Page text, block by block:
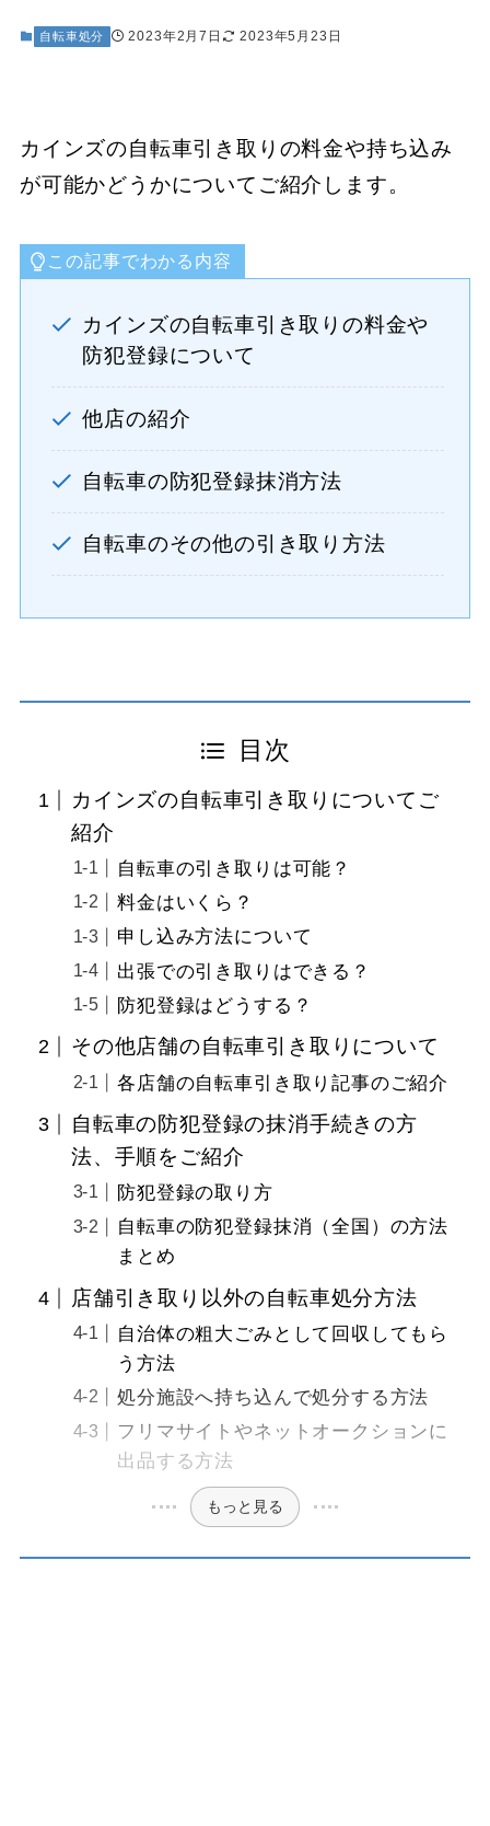
自転車処分 2023年2月7日 2023年5月23日
カインズの自転車引き取りの料金や持ち込み
が可能かどうかについてご紹介します。
この記事でわかる内容
カインズの自転車引き取りの料金や
防犯登録について
他店の紹介
自転車の防犯登録抹消方法
自転車のその他の引き取り方法
目次
カインズの自転車引き取りについてご
紹介
自転車の引き取りは可能？
料金はいくら？
申し込み方法について
出張での引き取りはできる？
防犯登録はどうする？
その他店舗の自転車引き取りについて
各店舗の自転車引き取り記事のご紹介
自転車の防犯登録の抹消手続きの方
法、手順をご紹介
防犯登録の取り方
自転車の防犯登録抹消（全国）の方法
まとめ
店舗引き取り以外の自転車処分方法
自治体の粗大ごみとして回収してもら
う方法
処分施設へ持ち込んで処分する方法
​フリマサイトやネットオークションに
出品する方法
もっと見る